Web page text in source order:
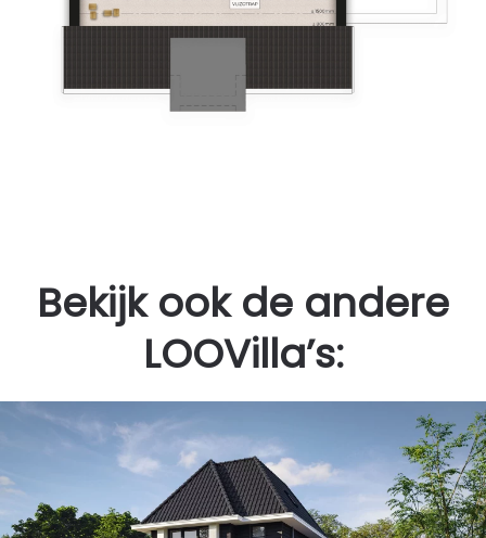
Bekijk ook de andere
LOOVilla’s: